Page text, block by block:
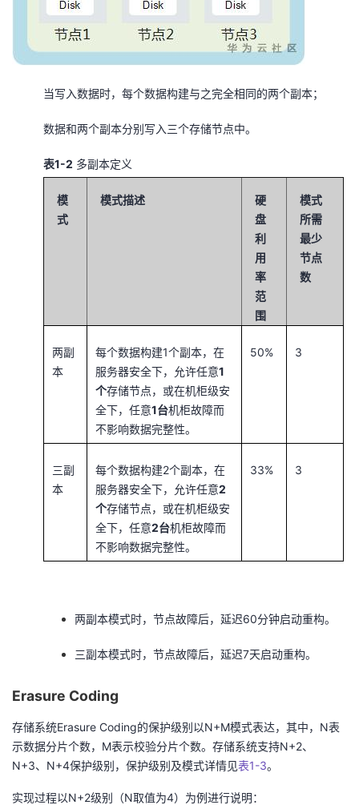
证
实
的
持
建
当写入数据时，每个数据构建与之完全相同的两个副本；
数据和两个副本分别写入三个存储节点中。
表1-2 多副本定义
模
式
模式描述
硬
盘
利
用
率
范
围
模式
所需
最少
节点
数
两副
本
每个数据构建1个副本，在
服务器安全下，允许任意1
个存储节点，或在机柜级安
全下，任意1台机柜故障而
不影响数据完整性。
50% 3
三副
本
每个数据构建2个副本，在
服务器安全下，允许任意2
个存储节点，或在机柜级安
全下，任意2台机柜故障而
不影响数据完整性。
33% 3
两副本模式时，节点故障后，延迟60分钟启动重构。
三副本模式时，节点故障后，延迟7天启动重构。
Erasure Coding
存储系统Erasure Coding的保护级别以N+M模式表达，其中，N表
示数据分片个数，M表示校验分片个数。存储系统支持N+2、
N+3、N+4保护级别，保护级别及模式详情见表1-3。
实现过程以N+2级别（N取值为4）为例进行说明：